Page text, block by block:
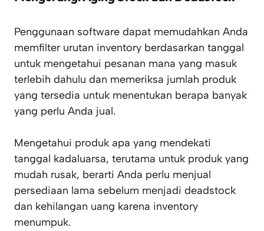
Penggunaan software dapat memudahkan Anda
memfilter urutan inventory berdasarkan tanggal
untuk mengetahui pesanan mana yang masuk
terlebih dahulu dan memeriksa jumlah produk
yang tersedia untuk menentukan berapa banyak
yang perlu Anda jual.
Mengetahui produk apa yang mendekati
tanggal kadaluarsa, terutama untuk produk yang
mudah rusak, berarti Anda perlu menjual
persediaan lama sebelum menjadi deadstock
dan kehilangan uang karena inventory
menumpuk.